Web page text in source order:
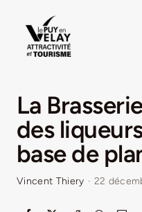
contenu
DÉCOUVRIR LE VELAY
INVESTIR EN VELAY
ÉTUDIER EN VELAY
La
des
base de
Vincent Thiery · 22